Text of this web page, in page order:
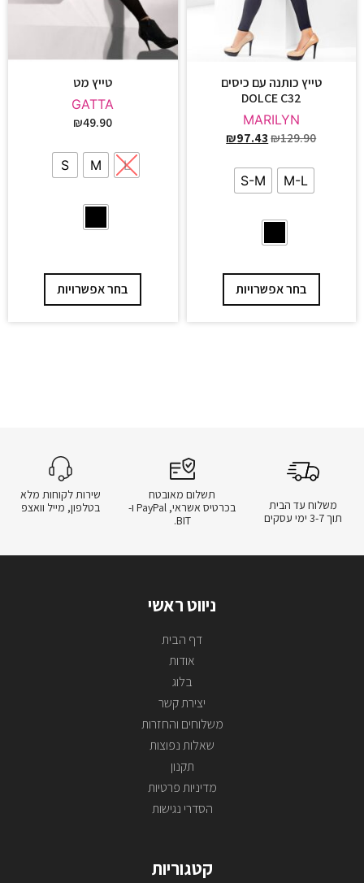
טייץ כותנה עם כיסים
DOLCE C32
MARILYN
₪129.90
₪97.43
M-L
S-M
בחר אפשרויות
טייץ מט
GATTA
₪49.90
L
M
S
בחר אפשרויות
משלוח עד הבית
תוך 3-7 ימי עסקים
תשלום מאובטח
בכרטיס אשראי, PayPal ו-
BIT.
שירות לקוחות מלא
בטלפון, מייל וואצפ
ניווט ראשי
דף הבית
אודות
בלוג
יצירת קשר
משלוחים והחזרות
שאלות נפוצות
תקנון
מדיניות פרטיות
הסדרי נגישות
קטגוריות